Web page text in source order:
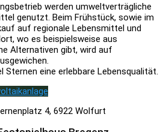
werden umweltverträgliche
genutzt. Beim Frühstück, sowie im
auf regionale Lebensmittel und
wo es beispielsweise aus
Alternativen gibt, wird auf
eine erlebbare Lebensqualität.
4, 6922 Wolfurt